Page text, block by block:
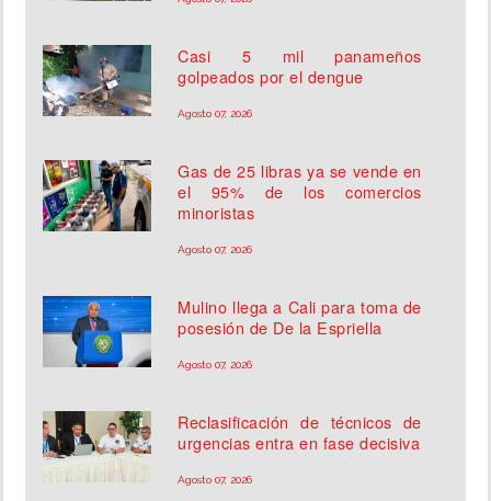
Casi 5 mil panameños
golpeados por el dengue
Agosto 07, 2026
Gas de 25 libras ya se vende en
el 95% de los comercios
minoristas
Agosto 07, 2026
Mulino llega a Cali para toma de
posesión de De la Espriella
Agosto 07, 2026
Reclasificación de técnicos de
urgencias entra en fase decisiva
Agosto 07, 2026